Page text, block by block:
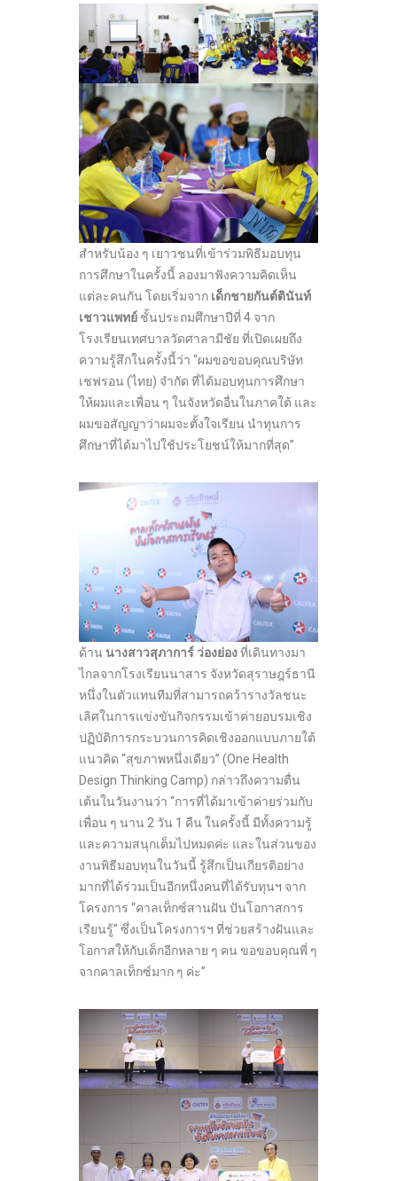
สำหรับน้อง ๆ เยาวชนที่เข้าร่วมพิธีมอบทุน
การศึกษาในครั้งนี้ ลองมาฟังความคิดเห็น
แต่ละคนกัน โดยเริ่มจาก เด็กชายกันต์ตินันท์
เชาวแพทย์ ชั้นประถมศึกษาปีที่ 4 จาก
โรงเรียนเทศบาลวัดศาลามีชัย ที่เปิดเผยถึง
ความรู้สึกในครั้งนี้ว่า “ผมขอขอบคุณบริษัท
เชฟรอน (ไทย) จำกัด ที่ได้มอบทุนการศึกษา
ให้ผมและเพื่อน ๆ ในจังหวัดอื่นในภาคใต้ และ
ผมขอสัญญาว่าผมจะตั้งใจเรียน นำทุนการ
ศึกษาที่ได้มาไปใช้ประโยชน์ให้มากที่สุด”
ด้าน นางสาวสุภาการ์ ว่องย่องที่เดินทางมา
ไกลจากโรงเรียนนาสาร จังหวัดสุราษฎร์ธานี
หนึ่งในตัวแทนทีมที่สามารถคว้ารางวัลชนะ
เลิศในการแข่งขันกิจกรรมเข้าค่ายอบรมเชิง
ปฏิบัติการกระบวนการคิดเชิงออกแบบภายใต้
แนวคิด “สุขภาพหนึ่งเดียว” (One Health
Design Thinking Camp) กล่าวถึงความตื่น
เต้นในวันงานว่า “การที่ได้มาเข้าค่ายร่วมกับ
เพื่อน ๆ นาน 2 วัน 1 คืน ในครั้งนี้ มีทั้งความรู้
และความสนุกเต็มไปหมดค่ะ และในส่วนของ
งานพิธีมอบทุนในวันนี้ รู้สึกเป็นเกียรติอย่าง
มากที่ได้ร่วมเป็นอีกหนึ่งคนที่ได้รับทุนฯ จาก
โครงการ “คาลเท็กซ์สานฝัน ปันโอกาสการ
เรียนรู้” ซึ่งเป็นโครงการฯ ที่ช่วยสร้างฝันและ
โอกาสให้กับเด็กอีกหลาย ๆ คน ขอขอบคุณพี่ ๆ
จากคาลเท็กซ์มาก ๆ ค่ะ”